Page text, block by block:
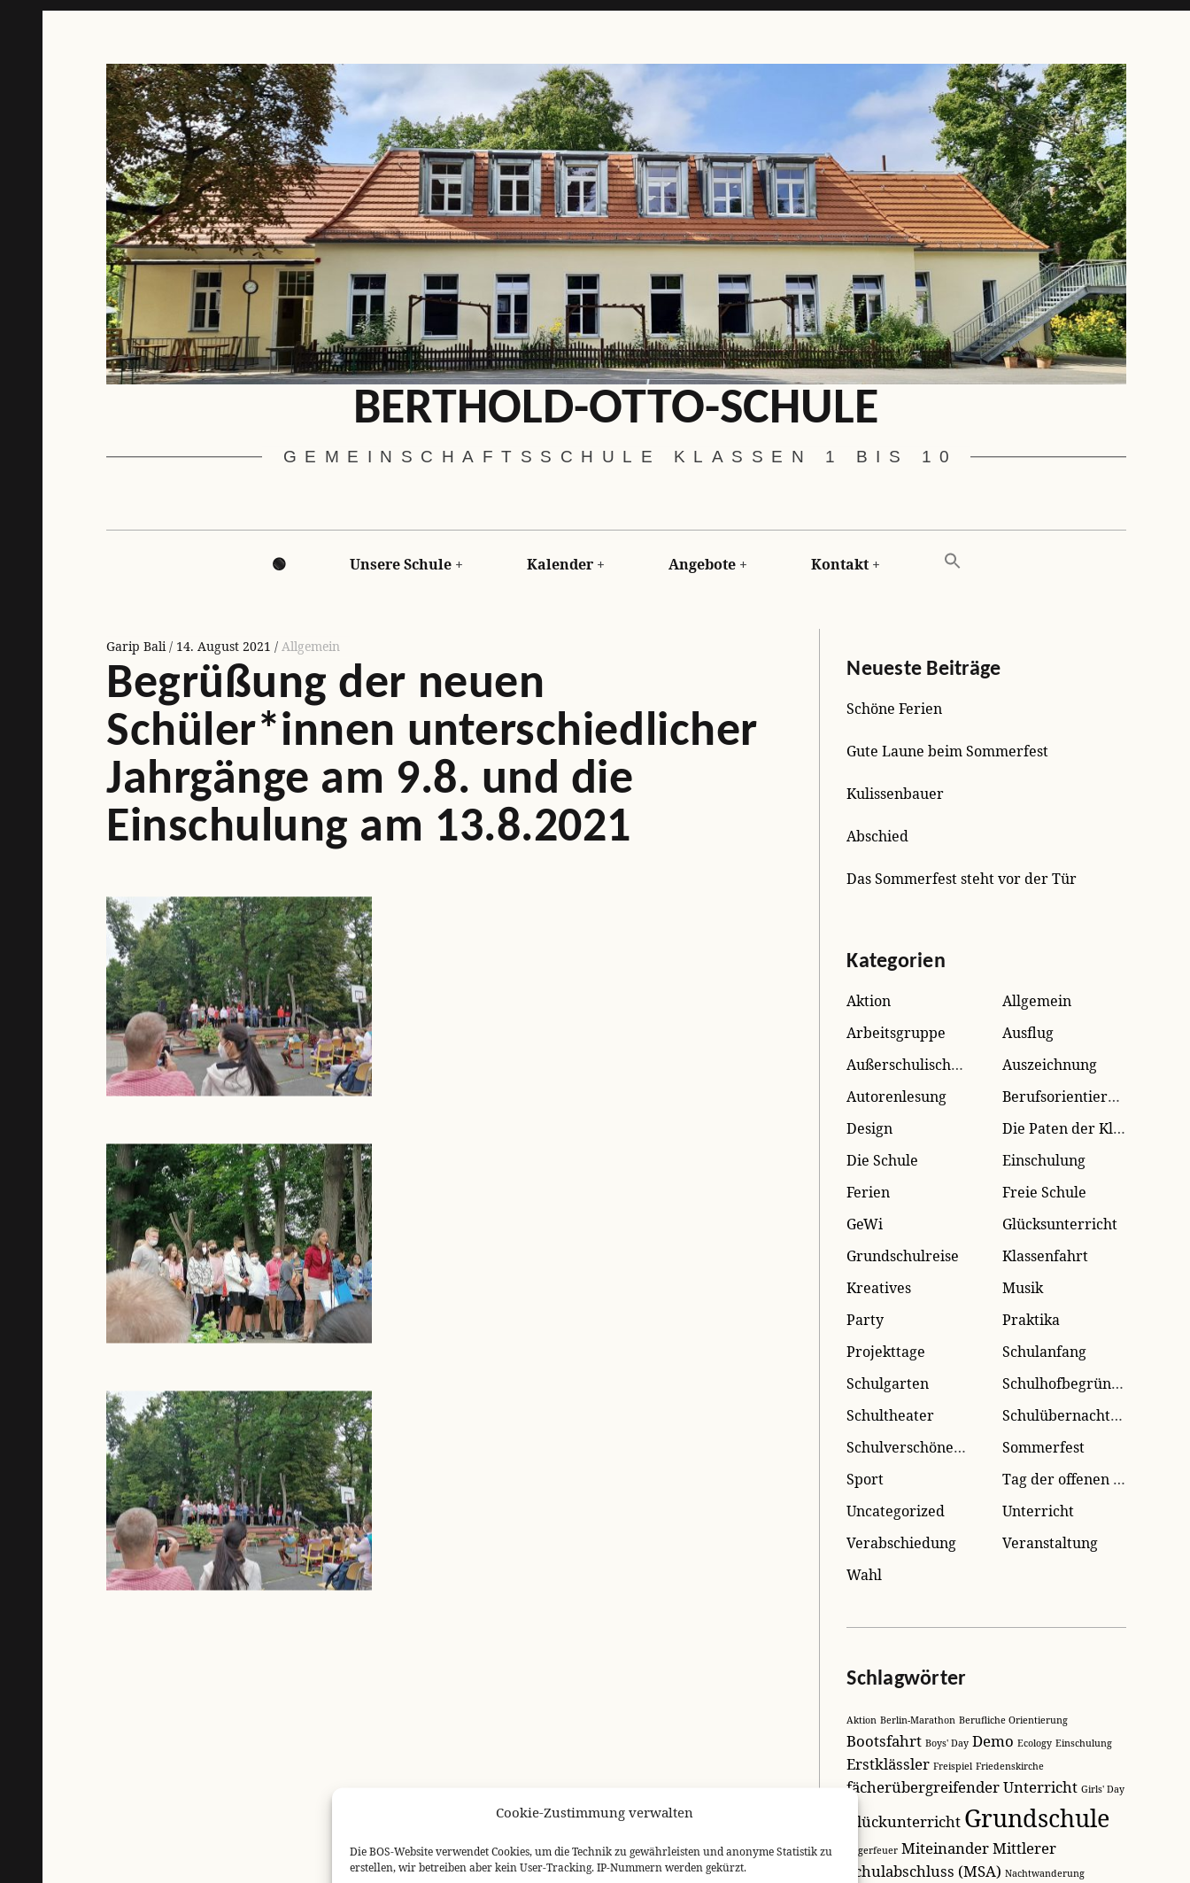
Cookie-Zustimmung verwalten
Die BOS-Website verwendet Cookies, um die Technik zu gewährleisten und anonyme Statistik zu
erstellen, wir betreiben aber kein User-Tracking. IP-Nummern werden gekürzt.
BERTHOLD-OTTO-SCHULE
GEMEINSCHAFTSSCHULE KLASSEN 1 BIS 10
Hauptnavigation
🟢 Unsere Schule Kalender Angebote Kontakt
Garip Bali 14. August 2021 Allgemein
Begrüßung der neuen
Schüler*innen unterschiedlicher
Jahrgänge am 9.8. und die
Einschulung am 13.8.2021
Neueste Beiträge
Schöne Ferien
Gute Laune beim Sommerfest
Kulissenbauer
Abschied
Das Sommerfest steht vor der Tür
Kategorien
Aktion
Allgemein
Arbeitsgruppe
Ausflug
Außerschulisches Lernen
Auszeichnung
Autorenlesung
Berufsorientierung
Design
Die Paten der Kleinen
Die Schule
Einschulung
Ferien
Freie Schule
GeWi
Glücksunterricht
Grundschulreise
Klassenfahrt
Kreatives
Musik
Party
Praktika
Projekttage
Schulanfang
Schulgarten
Schulhofbegrünung
Schultheater
Schulübernachtung
Schulverschönerung
Sommerfest
Sport
Tag der offenen Tür
Uncategorized
Unterricht
Verabschiedung
Veranstaltung
Wahl
Schlagwörter
Aktion Berlin-Marathon Berufliche Orientierung
Bootsfahrt Boys' Day Demo Ecology Einschulung
Erstklässler Freispiel Friedenskirche
fächerübergreifender Unterricht Girls' Day
Glückunterricht Grundschule
Lagerfeuer MiteinanderMittlerer
Schulabschluss (MSA) Nachtwanderung